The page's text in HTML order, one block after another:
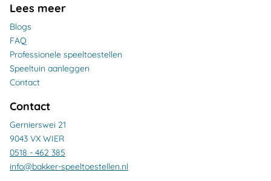
Lees meer
Blogs
FAQ
Professionele speeltoestellen
Speeltuin aanleggen
Contact
Contact
Gernierswei 21
9043 VX WIER
0518 - 462 385
info@bakker-speeltoestellen.nl